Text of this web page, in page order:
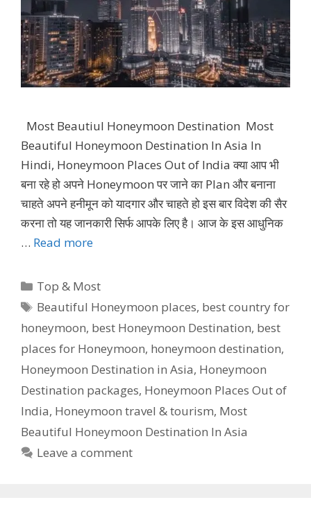
Most Beautiul Honeymoon Destination Most
Beautiful Honeymoon Destination In Asia In
Hindi, Honeymoon Places Out of India क्या आप भी
बना रहे हो अपने Honeymoon पर जाने का Plan और बनाना
चाहते अपने हनीमून को यादगार और चाहते हो इस बार विदेश की सैर
करना तो यह जानकारी सिर्फ आपके लिए है। आज के इस आधुनिक
… Read more
Categories
Top & Most
Tags
Beautiful Honeymoon places, best country for
honeymoon, best Honeymoon Destination, best
places for Honeymoon, honeymoon destination,
Honeymoon Destination in Asia, Honeymoon
Destination packages, Honeymoon Places Out of
India, Honeymoon travel & tourism, Most
Beautiful Honeymoon Destination In Asia
Leave a comment